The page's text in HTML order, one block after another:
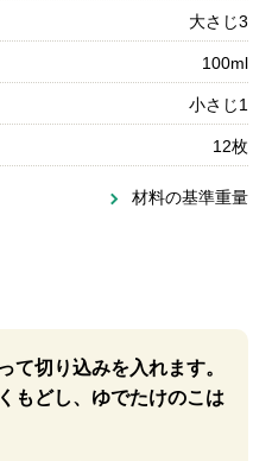
大さじ3
100ml
小さじ1
12枚
材料の基準重量
て切り込みを入れます。
もどし、ゆでたけのこは